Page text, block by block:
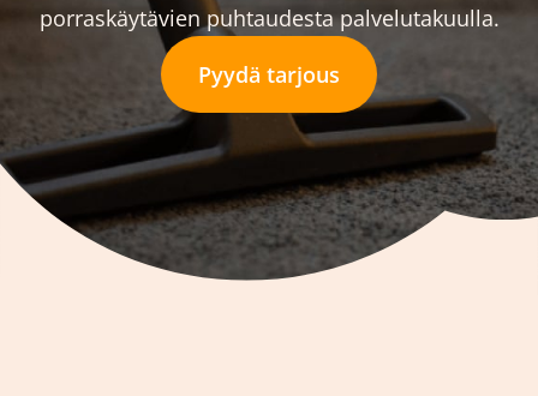
porraskäytävien puhtaudesta palvelutakuulla.
Pyydä tarjous